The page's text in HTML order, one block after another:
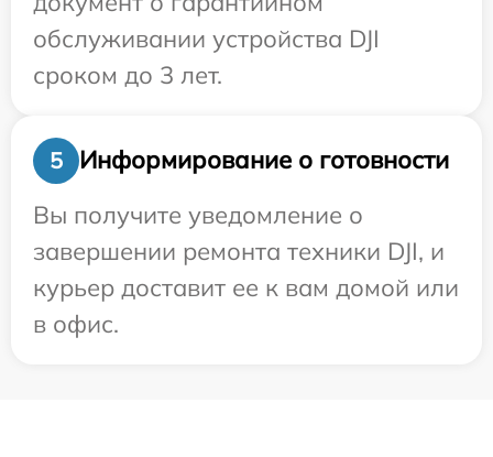
обслуживании устройства DJI
сроком до 3 лет.
5
Информирование о готовности
Вы получите уведомление о
завершении ремонта техники DJI, и
курьер доставит ее к вам домой или
в офис.